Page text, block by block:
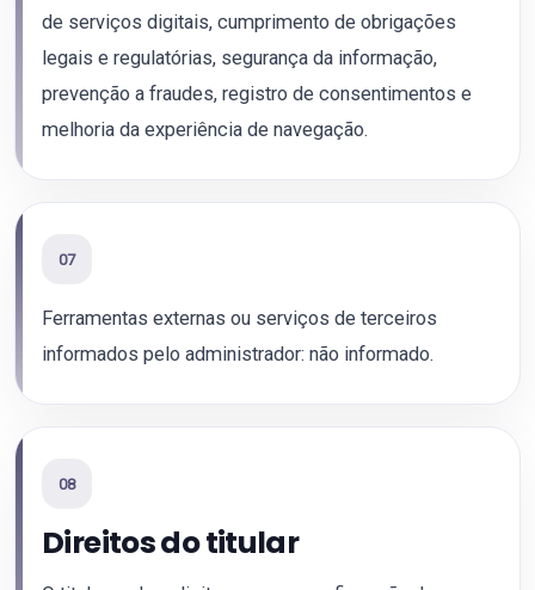
de serviços digitais, cumprimento de obrigações
legais e regulatórias, segurança da informação,
prevenção a fraudes, registro de consentimentos e
melhoria da experiência de navegação.
07
Ferramentas externas ou serviços de terceiros
informados pelo administrador: não informado.
08
Direitos do titular